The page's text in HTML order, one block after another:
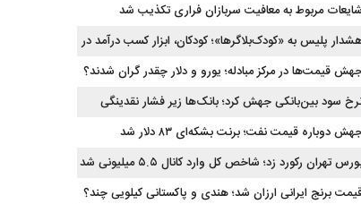
شایعات مربوط به معافیت سربازان فراری تکذیب شد
پلیس به «کودک‌بلاگرها»؛ کودکان، ابزار کسب درآمد در
مجازی نیستند
قیمت‌ها در مرکز مبادله؛ یورو و دلار چقدر گران شدند؟
سود بین‌بانکی جهش کرد؛ بانک‌ها زیر فشار نقدینگی
دوباره قیمت نفت؛ برنت بشکه‌ای ۸۳ دلار شد
تهران رکورد زد؛ شاخص کل وارد کانال ۵.۵ میلیونی شد
برنج ایرانی ارزان شد؛ هندی و پاکستانی کیلویی چند؟